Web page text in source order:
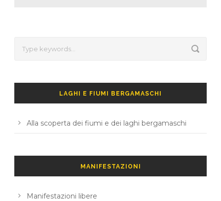
LAGHI E FIUMI BERGAMASCHI
Alla scoperta dei fiumi e dei laghi bergamaschi
MANIFESTAZIONI
Manifestazioni libere